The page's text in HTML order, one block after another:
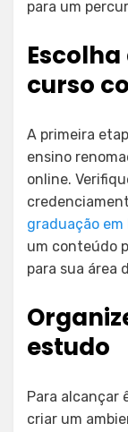
para um
curso
A primeira
ensino
online.
graduação em
um conteúdo
para sua área
estudo
Para alcançar
criar um